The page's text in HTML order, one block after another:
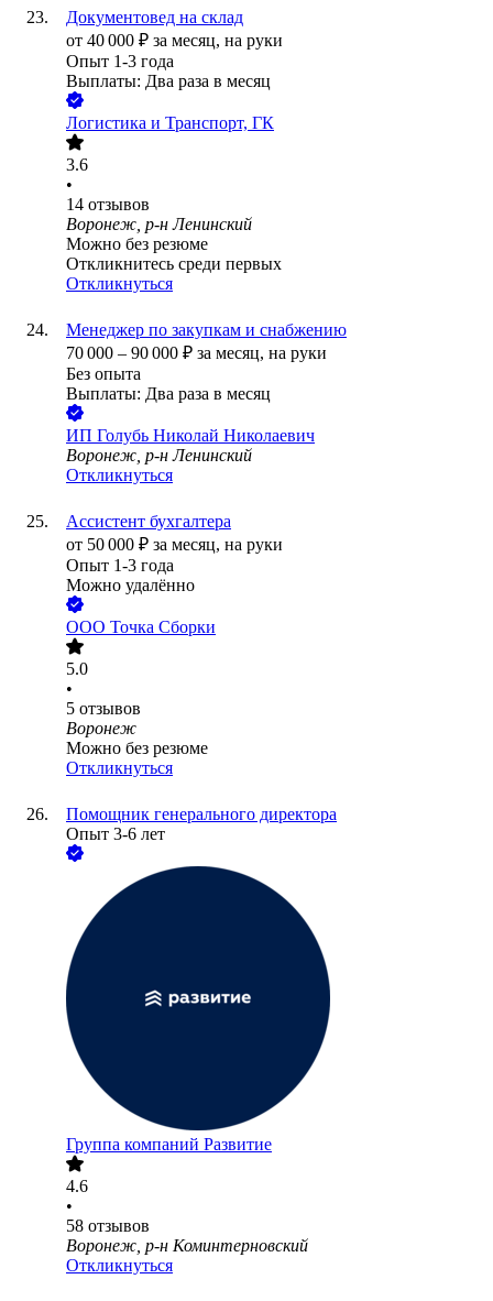
Документовед на склад
от 40 000 ₽ за месяц, на руки
Опыт 1-3 года
Выплаты: Два раза в месяц
Логистика и Транспорт, ГК
3.6
•
14 отзывов
Воронеж, р-н Ленинский
Можно без резюме
Откликнитесь среди первых
Откликнуться
Менеджер по закупкам и снабжению
70 000 – 90 000 ₽ за месяц, на руки
Без опыта
Выплаты: Два раза в месяц
ИП Голубь Николай Николаевич
Воронеж, р-н Ленинский
Откликнуться
Ассистент бухгалтера
от 50 000 ₽ за месяц, на руки
Опыт 1-3 года
Можно удалённо
ООО Точка Сборки
5.0
•
5 отзывов
Воронеж
Можно без резюме
Откликнуться
Помощник генерального директора
Опыт 3-6 лет
Группа компаний Развитие
4.6
•
58 отзывов
Воронеж, р-н Коминтерновский
Откликнуться